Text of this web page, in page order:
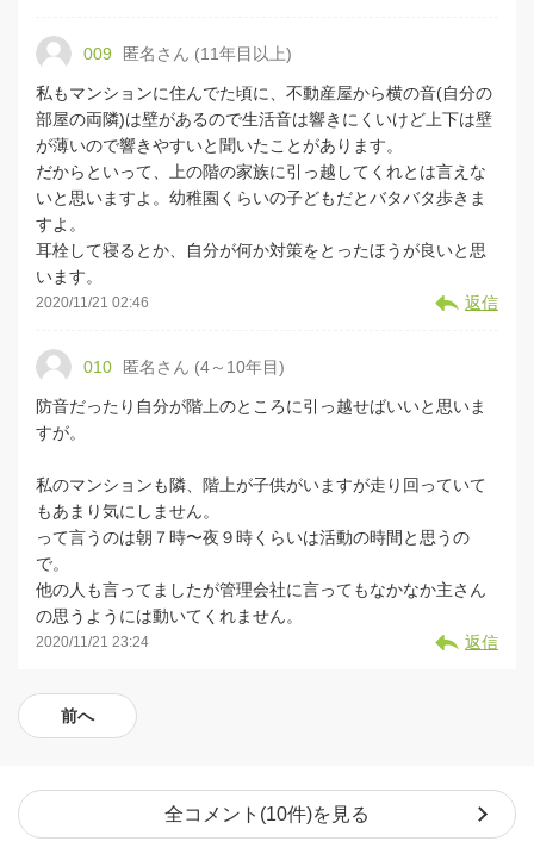
009 匿名さん (11年目以上)
私もマンションに住んでた頃に、不動産屋から横の音(自分の
部屋の両隣)は壁があるので生活音は響きにくいけど上下は壁
が薄いので響きやすいと聞いたことがあります。
だからといって、上の階の家族に引っ越してくれとは言えな
いと思いますよ。幼稚園くらいの子どもだとバタバタ歩きま
すよ。
耳栓して寝るとか、自分が何か対策をとったほうが良いと思
います。
2020/11/21 02:46 返信
010 匿名さん (4～10年目)
防音だったり自分が階上のところに引っ越せばいいと思いま
すが。
私のマンションも隣、階上が子供がいますが走り回っていて
もあまり気にしません。
って言うのは朝７時〜夜９時くらいは活動の時間と思うの
で。
他の人も言ってましたが管理会社に言ってもなかなか主さん
の思うようには動いてくれません。
2020/11/21 23:24 返信
前へ
全コメント(10件)を見る